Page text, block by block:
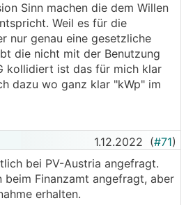
auf sich und
Kleinunternehmer
pro Jahr) sind unecht
daher die Umsätze nicht
dürfen jedoch auch nicht
geltend machen.
Möglichkeit auf die
unterliegen.
wird dies
hier hohe Vorsteuern geltend
bewegliche
Sinn machen die dem Willen
Weil es für die
nur genau eine gesetzliche
die nicht mit der Benutzung
kollidiert ist das für mich klar
dazu wo ganz klar "kWp" im
1.12.2022 (#71)
bei PV-Austria angefragt.
beim Finanzamt angefragt, aber
erhalten.